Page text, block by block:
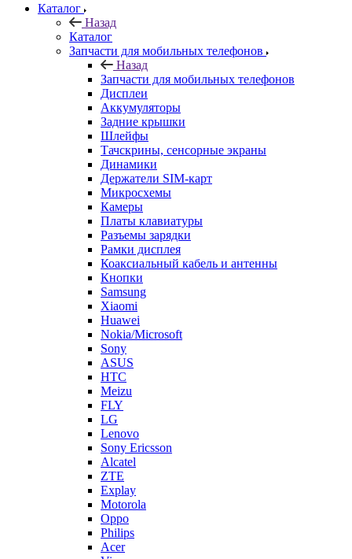
Каталог
Назад
Каталог
Запчасти для мобильных телефонов
Назад
Запчасти для мобильных телефонов
Дисплеи
Аккумуляторы
Задние крышки
Шлейфы
Тачскрины, сенсорные экраны
Динамики
Держатели SIM-карт
Микросхемы
Камеры
Платы клавиатуры
Разъемы зарядки
Рамки дисплея
Коаксиальный кабель и антенны
Кнопки
Samsung
Xiaomi
Huawei
Nokia/Microsoft
Sony
ASUS
HTC
Meizu
FLY
LG
Lenovo
Sony Ericsson
Alcatel
ZTE
Explay
Motorola
Oppo
Philips
Acer